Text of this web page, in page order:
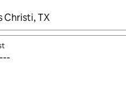
er resultaten beschikbaar